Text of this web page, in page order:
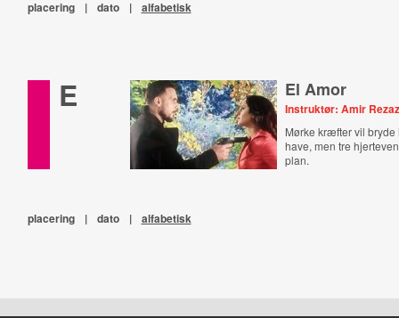
placering | dato | alfabetisk
E El Amor
Instruktør: Amir
Mørke kræfter vil
have, men tre
plan.
placering | dato | alfabetisk